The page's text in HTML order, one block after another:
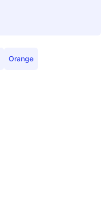
Orange